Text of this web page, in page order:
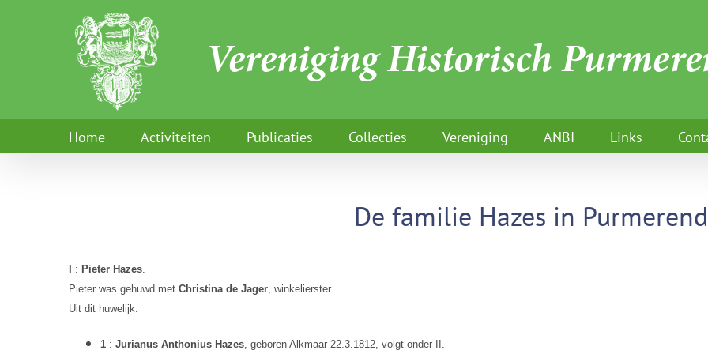
Home Activiteiten Publicaties Collecties Vereniging ANBI Links
De familie Hazes in Purmerend
: Pieter Hazes.
Pieter was gehuwd met Christina de Jager, winkelierster.
Uit dit huwelijk:
1 : Jurianus Anthonius Hazes, geboren Alkmaar 22.3.1812, volgt onder II.